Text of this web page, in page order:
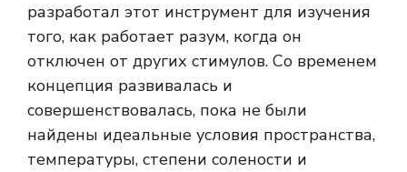
разработал этот инструмент для изучения
того, как работает разум, когда он
отключен от других стимулов. Со временем
концепция развивалась и
совершенствовалась, пока не были
найдены идеальные условия пространства,
температуры, степени солености и